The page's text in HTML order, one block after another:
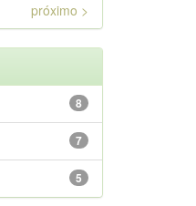
próximo >
8
7
5